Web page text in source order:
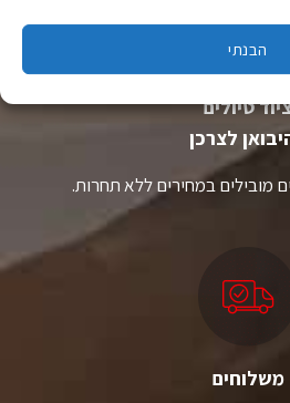
הבנתי
בעמוד
טיולים
לצרכן
מובילים במחירים ללא תחרות.
משלוחים